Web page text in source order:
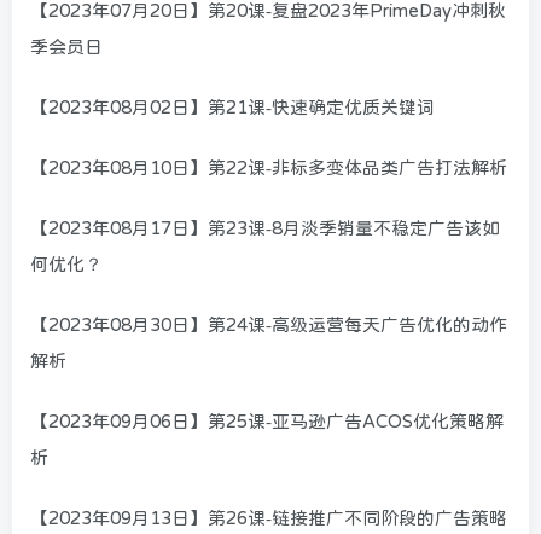
【2023年07月20日】第20课-复盘2023年PrimeDay冲刺秋
季会员日
【2023年08月02日】第21课-快速确定优质关键词
【2023年08月10日】第22课-非标多变体品类广告打法解析
【2023年08月17日】第23课-8月淡季销量不稳定广告该如
何优化？
【2023年08月30日】第24课-高级运营每天广告优化的动作
解析
【2023年09月06日】第25课-亚马逊广告ACOS优化策略解
析
【2023年09月13日】第26课-链接推广不同阶段的广告策略